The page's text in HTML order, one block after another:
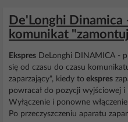
De'Longhi Dinamica
komunikat
Ekspres DeLonghi DINAMICA -
się od czasu do czasu
zaparzający", kiedy to ekspres
powracał do pozycji wyjściowej i
Wyłączenie i ponowne
Po przeczyszczeniu aparatu